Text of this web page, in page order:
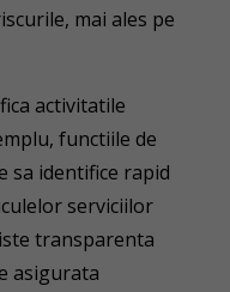
mai ales pe
activitatile
functiile de
sa identifice rapid
serviciilor
transparenta
asigurata